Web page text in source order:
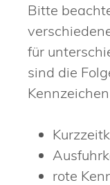
Bitte
für
sind die
rote